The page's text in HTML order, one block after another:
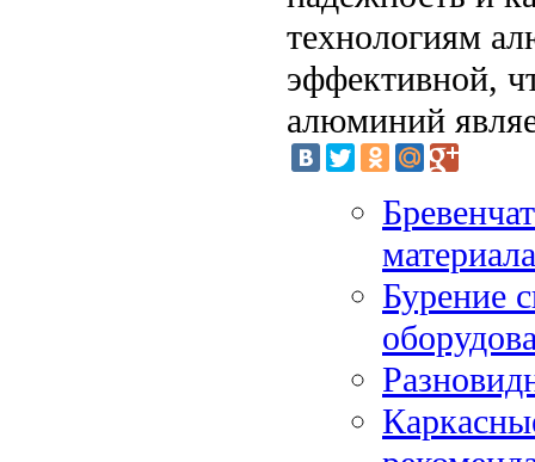
технологиям
эффективной,
алюминий
материала
Бурение